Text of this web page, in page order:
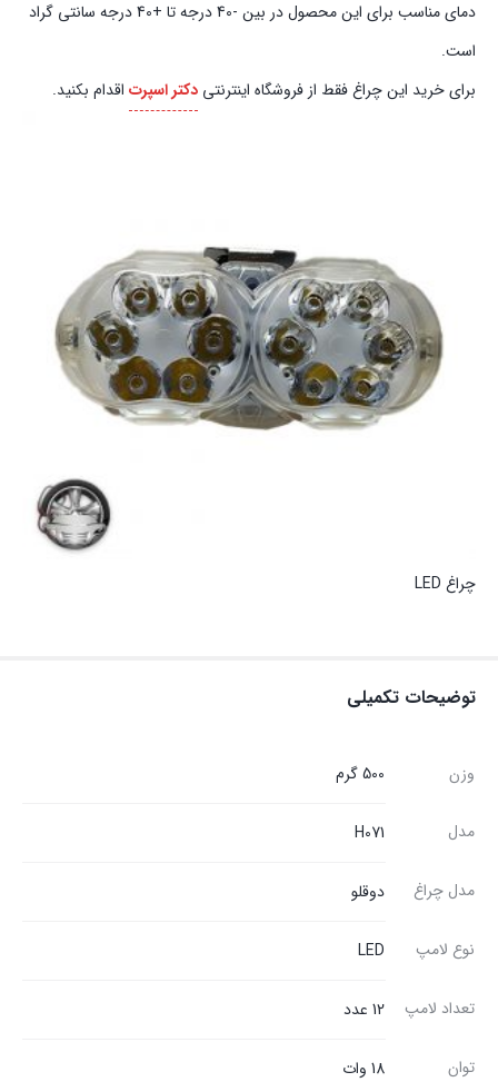
دمای مناسب برای این محصول در بین -40 درجه تا +40 درجه سانتی گراد
است.
برای خرید این چراغ فقط از فروشگاه اینترنتی دکتر اسپرت اقدام بکنید.
چراغ LED
توضیحات تکمیلی
وزن 500 گرم
مدل H071
مدل چراغ دوقلو
نوع لامپ LED
تعداد لامپ 12 عدد
توان 18 وات